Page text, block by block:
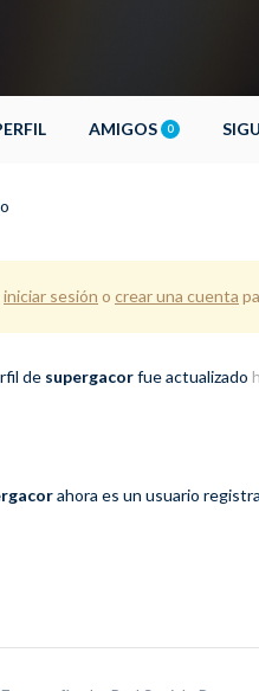
AMIGOS 0
iniciar sesión o crear una cuenta
de supergacorfue actualizado
ahora es un usuario